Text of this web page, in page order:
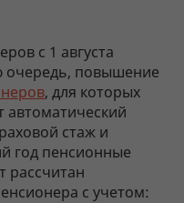
с 1 августа
очередь, повышение
, для которых
стаж и
год пенсионные
рассчитан
с учетом: